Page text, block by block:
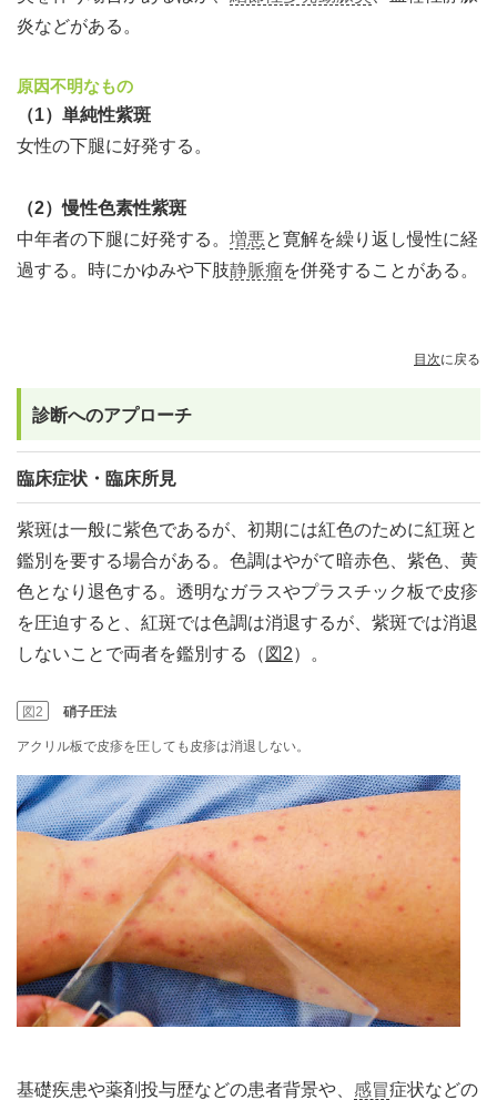
炎などがある。
原因不明なもの
（1）単純性紫斑
女性の下腿に好発する。
（2）慢性色素性紫斑
中年者の下腿に好発する。 増悪と寛解を繰り返し慢性に経
過する。時にかゆみや下肢静脈瘤を併発することがある。
目次に戻る
診断へのアプローチ
臨床症状・臨床所見
紫斑は一般に紫色であるが、初期には紅色のために紅斑と
鑑別を要する場合がある。色調はやがて暗赤色、紫色、黄
色となり退色する。透明なガラスやプラスチック板で皮疹
を圧迫すると、紅斑では色調は消退するが、紫斑では消退
しないことで両者を鑑別する（ 図2）。
図2 硝子圧法
アクリル板で皮疹を圧しても皮疹は消退しない。
基礎疾患や薬剤投与歴などの患者背景や、 感冒症状などの